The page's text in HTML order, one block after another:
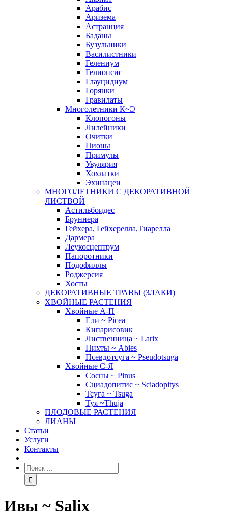
Арабис
Аризема
Астранция
Баданы
Бузульники
Василистники
Гелениум
Гелиопсис
Глауцидиум
Горянки
Гравилаты
Многолетники К~Э
Клопогоны
Лилейники
Очитки
Пионы
Примулы
Увулярия
Хохлатки
Эхинацеи
МНОГОЛЕТНИКИ С ДЕКОРАТИВНОЙ
ЛИСТВОЙ
Астильбоидес
Бруннера
Гейхера, Гейхерелла,Тиарелла
Дармера
Леукосцептрум
Папоротники
Подофиллы
Роджерсия
Хосты
ДЕКОРАТИВНЫЕ ТРАВЫ (ЗЛАКИ)
ХВОЙНЫЕ РАСТЕНИЯ
Хвойные А-П
Ели ~ Picea
Кипарисовик
Лиственница ~ Larix
Пихты ~ Abies
Псевдотсуга ~ Pseudotsuga
Хвойные С-Я
Сосны ~ Pinus
Сциадопитис ~ Sciadopitys
Тсуга ~ Tsuga
Туя ~Thuja
ПЛОДОВЫЕ РАСТЕНИЯ
ЛИАНЫ
Статьи
Услуги
Контакты
Ивы ~ Salix